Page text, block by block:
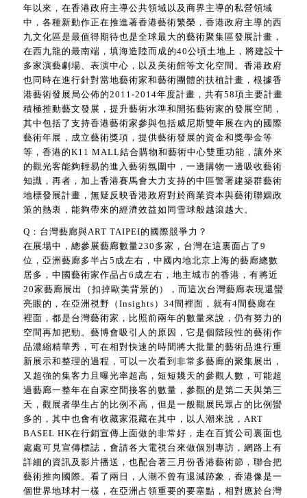
年以來，在香港政府主導公共領域以及商界主導的私營領域
中，各種新動作正在推進著香港藝術繁榮，香港政府主導的西
九文化區是最值得期待也是全球最大的藝術聚集區發展計畫，
在西九龍的最南端，填海造陸而成的40公頃土地上，將建設十
多家演藝劇場、表演中心，以及美術館等文化空間。香港政府
也同時在進行針對當地藝術家和藝術團體的扶植計畫，根據香
港藝術發展局公佈的2011-2014年度計畫，共有58項主要計畫
積極推動藝文發展，提升藝術水準和開拓藝術家的發展空間，
其中包括了支持香港藝術家參與包括威尼斯雙年展在內的國際
藝術年展，成立藝術獎項，提供藝術發展的資金和獎學金等
等，香港的K11 MALL結合購物和藝術中心雙重功能，讓外來
的觀光客能夠輕易的進入藝術氛圍中，一邊購物一邊吸收藝術
知識，再者，加上香港賽馬會大力支持的中區警署建築群藝術
地標發展計畫，無疑反映香港政府對於商業資本與藝術聯姻政
策的熱衷，能夠帶來的經濟效益如同雪球般越滾越大。
Q：台灣藝廊與ART TAIPEI的國際競爭力？
在展場中，總參展藝廊數量230多家，台灣在這裏面占了9
位，亞洲藝廊多半占5成左右，中國內地北京上海的藝廊總數
居多，中國藝術家作品占6成左右，地主城市的香港，有將近
20家藝廊展出（扣掉歐美背景的），而這次台灣藝廊表現還蠻
亮眼的，在亞洲視野（Insights）34間裡面，就有4間藝廊在
裡面，都是台灣藝術家，比照前兩年的數量來說，仍有努力的
空間再加把勁。藝博會吸引人的原因，它是個階段性的藝術作
品濃縮精華秀，可在相對快速的時間將大批量的藝術品進行重
新展示和整理的過程，可以一次看到非常多藝廊的聚集展出，
又超強的集客力且曝光率超高，短短幾天的參觀人數，可能超
過藝廊一整年在自家空間接客的數量，參觀的是第二天與第三
天，觀展者學生占的比例不高，但是一般觀展民眾占的比例蠻
多的，其中也會有收藏家混藏在其中，以人潮來說，ART
BASEL HK在行銷宣傳上面做的非常好，走在百貨公司裏面也
處處可見宣傳標誌，會請各大電視台來做個別專訪，網路上有
詳細的資訊及影片播送，也配合著三月份香港藝術節，聯合把
藝術推向國際。看了兩日，人潮不曾有退減跡象，香港像是一
個世界地球村一樣，在亞洲占領重要的要塞點，相對應於台灣